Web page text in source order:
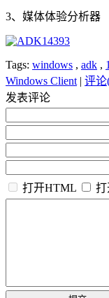
3、媒体体验分析器
Tags: windows , adk ,
Windows Client| 评论
发表评论
打开HTML
打